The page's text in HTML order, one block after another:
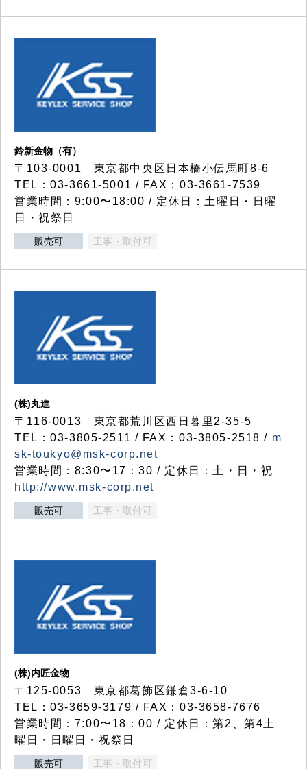
鈴新金物（有）
〒103-0001 東京都中央区日本橋小伝馬町8-6
TEL：03-3661-5001 / FAX：03-3661-7539
営業時間：9:00〜18:00 / 定休日：土曜日・日曜
日・祝祭日
販売可 工事・取付可
(株)丸進
〒116-0013 東京都荒川区西日暮里2-35-5
TEL：03-3805-2511 / FAX：03-3805-2518 / m
sk-toukyo@msk-corp.net
営業時間：8:30〜17：30 / 定休日：土・日・祝
http://www.msk-corp.net
販売可 工事・取付可
(株)内匠金物
〒125-0053 東京都葛飾区鎌倉3-6-10
TEL：03-3659-3179 / FAX：03-3658-7676
営業時間：7:00〜18：00 / 定休日：第2、第4土
曜日・日曜日・祝祭日
販売可 工事・取付可